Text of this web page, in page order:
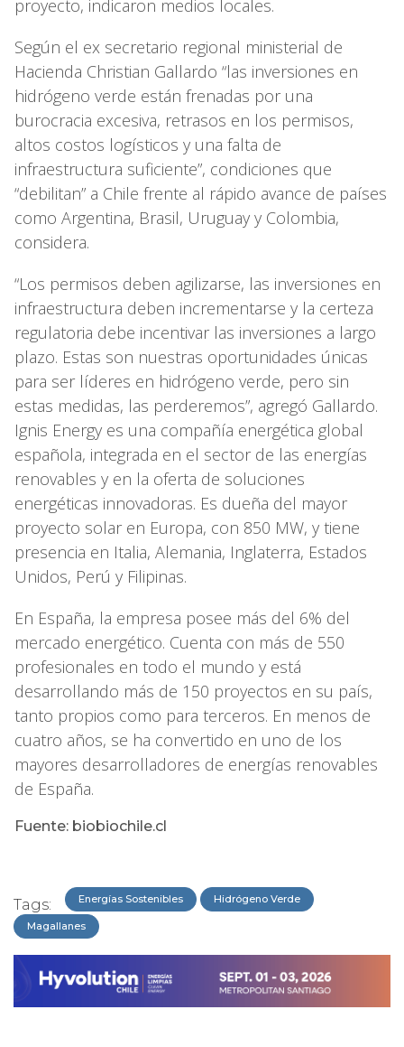
proyecto, indicaron medios locales.
Según el ex secretario regional ministerial de
Hacienda Christian Gallardo “las inversiones en
hidrógeno verde están frenadas por una
burocracia excesiva, retrasos en los permisos,
altos costos logísticos y una falta de
infraestructura suficiente”, condiciones que
“debilitan” a Chile frente al rápido avance de países
como Argentina, Brasil, Uruguay y Colombia,
considera.
“Los permisos deben agilizarse, las inversiones en
infraestructura deben incrementarse y la certeza
regulatoria debe incentivar las inversiones a largo
plazo. Estas son nuestras oportunidades únicas
para ser líderes en hidrógeno verde, pero sin
estas medidas, las perderemos”, agregó Gallardo.
Ignis Energy es una compañía energética global
española, integrada en el sector de las energías
renovables y en la oferta de soluciones
energéticas innovadoras. Es dueña del mayor
proyecto solar en Europa, con 850 MW, y tiene
presencia en Italia, Alemania, Inglaterra, Estados
Unidos, Perú y Filipinas.
En España, la empresa posee más del 6% del
mercado energético. Cuenta con más de 550
profesionales en todo el mundo y está
desarrollando más de 150 proyectos en su país,
tanto propios como para terceros. En menos de
cuatro años, se ha convertido en uno de los
mayores desarrolladores de energías renovables
de España.
Fuente: biobiochile.cl
Tags: Energías Sostenibles Hidrógeno Verde
Magallanes